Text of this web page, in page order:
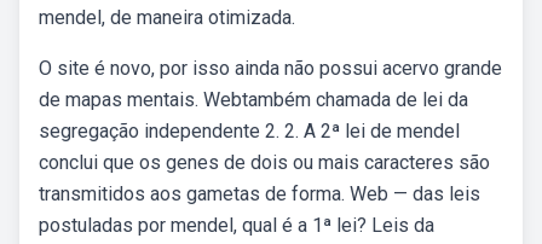
mendel, de maneira otimizada.
O site é novo, por isso ainda não possui acervo grande
de mapas mentais. Webtambém chamada de lei da
segregação independente 2. 2. A 2ª lei de mendel
conclui que os genes de dois ou mais caracteres são
transmitidos aos gametas de forma. Web — das leis
postuladas por mendel, qual é a 1ª lei? Leis da